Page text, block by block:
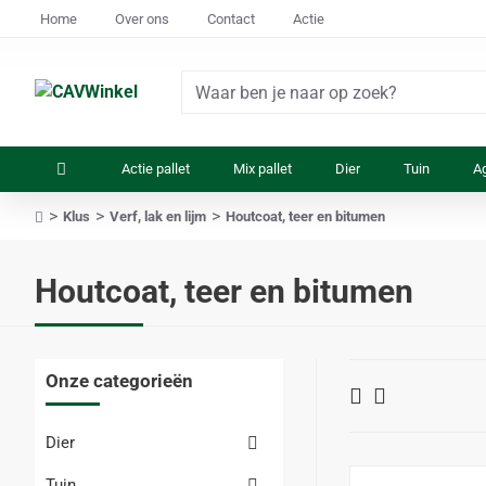
Home Over ons Contact Actie
Waar
op
Actie pallet Mix pallet Dier Tuin
Houtcoat, teer en bitumen
Klus Verf, lak en lijm Houtcoat, teer en bitumen
Onze categorieën
Dier